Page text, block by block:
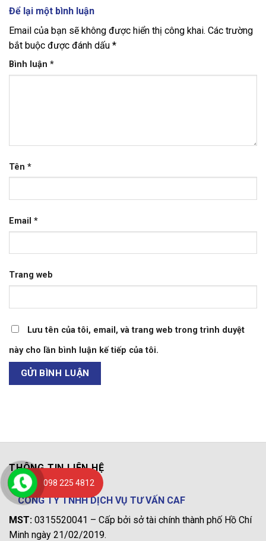
Để lại một bình luận
Email của bạn sẽ không được hiển thị công khai. Các trường
bắt buộc được đánh dấu *
Bình luận *
Tên *
Email *
Trang web
Lưu tên của tôi, email, và trang web trong trình duyệt
này cho lần bình luận kế tiếp của tôi.
THÔNG TIN LIÊN HỆ
CÔNG TY TNHH DỊCH VỤ TƯ VẤN CAF
MST: 0315520041 – Cấp bởi sở tài chính thành phố Hồ Chí
Minh ngày 21/02/2019.
098 225 4812